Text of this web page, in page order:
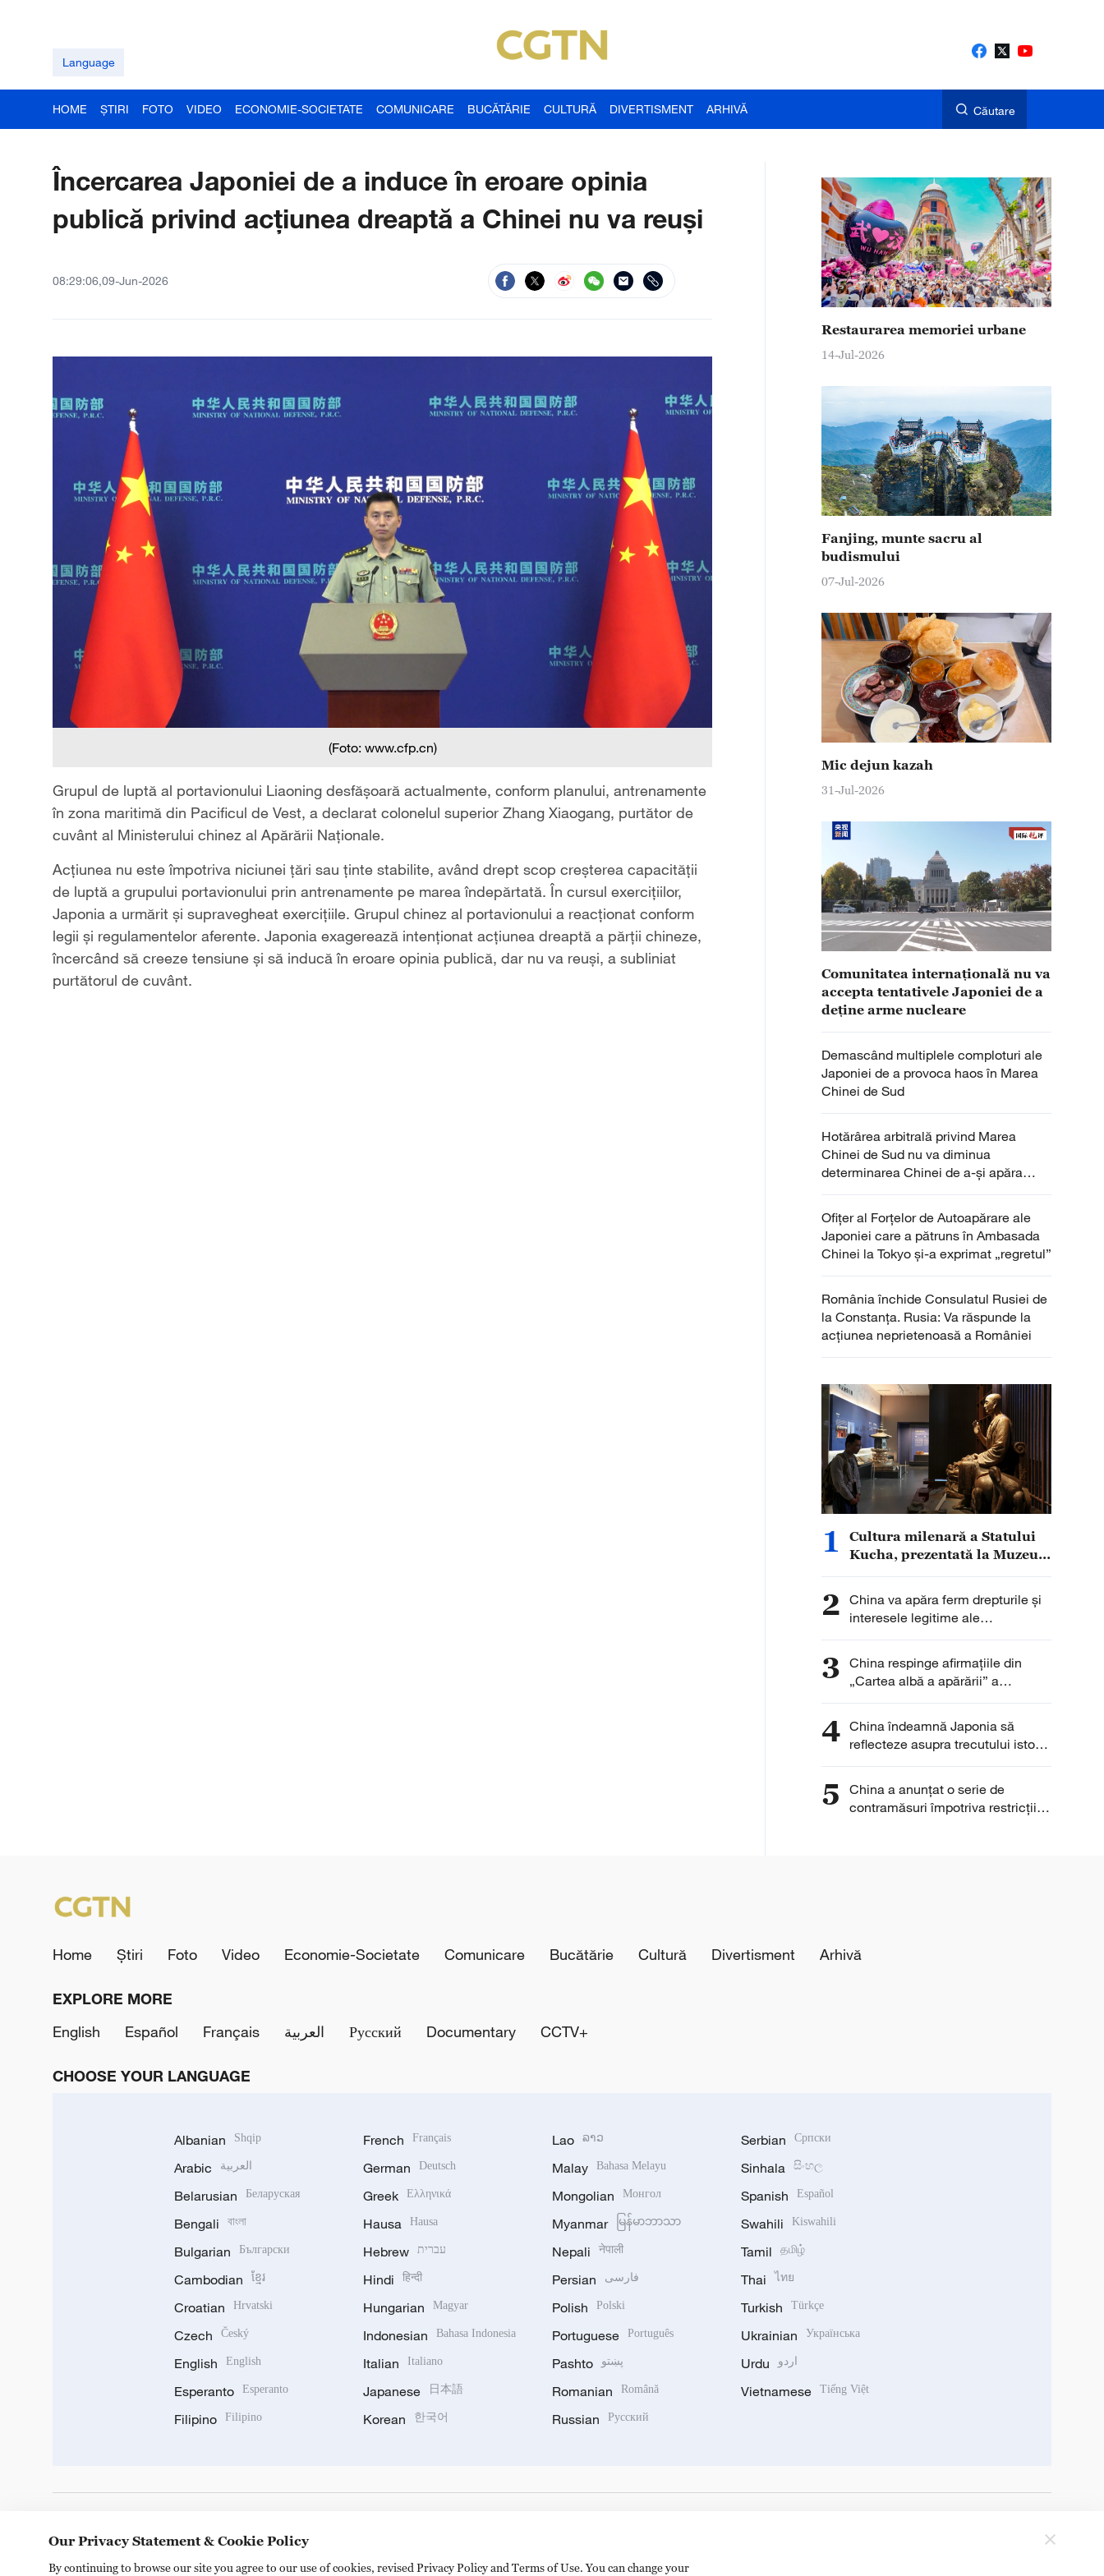
Language
HOME ȘTIRI FOTO VIDEO ECONOMIE-SOCIETATE COMUNICARE BUCĂTĂRIE CULTURĂ DIVERTISMENT ARHIVĂ Căutare
Încercarea Japoniei de a induce în eroare opinia
publică privind acțiunea dreaptă a Chinei nu va reuși
08:29:06,09-Jun-2026
(Foto: www.cfp.cn)
Grupul de luptă al portavionului Liaoning desfășoară actualmente, conform planului, antrenamente
în zona maritimă din Pacificul de Vest, a declarat colonelul superior Zhang Xiaogang, purtător de
cuvânt al Ministerului chinez al Apărării Naționale.
Acțiunea nu este împotriva niciunei țări sau ținte stabilite, având drept scop creșterea capacității
de luptă a grupului portavionului prin antrenamente pe marea îndepărtată. În cursul exercițiilor,
Japonia a urmărit și supravegheat exercițiile. Grupul chinez al portavionului a reacționat conform
legii și regulamentelor aferente. Japonia exagerează intenționat acțiunea dreaptă a părții chineze,
încercând să creeze tensiune și să inducă în eroare opinia publică, dar nu va reuși, a subliniat
purtătorul de cuvânt.
Restaurarea memoriei urbane
14-Jul-2026
Fanjing, munte sacru al
budismului
07-Jul-2026
Mic dejun kazah
31-Jul-2026
Comunitatea internațională nu va
accepta tentativele Japoniei de a
deține arme nucleare
Demascând multiplele comploturi ale
Japoniei de a provoca haos în Marea
Chinei de Sud
Hotărârea arbitrală privind Marea
Chinei de Sud nu va diminua
determinarea Chinei de a-și apăra
suveranitatea națională
Ofițer al Forțelor de Autoapărare ale
Japoniei care a pătruns în Ambasada
Chinei la Tokyo și-a exprimat „regretul”
România închide Consulatul Rusiei de
la Constanța. Rusia: Va răspunde la
acțiunea neprietenoasă a României
1
Cultura milenară a Statului
Kucha, prezentată la Muzeul
2 China va apăra ferm drepturile și
interesele legitime ale
întreprinderilor chineze
3 China respinge afirmațiile din
„Cartea albă a apărării” a
Japoniei
4 China îndeamnă Japonia să
reflecteze asupra trecutului istoric
și să învețe lecțiile istoriei
5
China a anunţat o serie de
contramăsuri împotriva restricţiilor
Home Știri Foto Video Economie-Societate Comunicare Bucătărie Cultură Divertisment Arhivă
EXPLORE MORE
English
Español Français العربية Русский Documentary CCTV+
CHOOSE YOUR LANGUAGE
Albanian Shqip
Arabic العربية
Belarusian Беларуская
Bengali বাংলা
Bulgarian Български
Cambodian ខ្មែរ
Croatian Hrvatski
Czech Český
English English
Esperanto Esperanto
Filipino Filipino
French Français
German Deutsch
Greek Ελληνικά
Hausa Hausa
Hebrew עברית
Hindi हिन्दी
Hungarian Magyar
Indonesian Bahasa Indonesia
Italian Italiano
Japanese 日本語
Korean 한국어
Lao ລາວ
Malay Bahasa Melayu
Mongolian Монгол
Myanmar မြန်မာဘာသာ
Nepali नेपाली
Persian فارسی
Polish Polski
Portuguese Português
Pashto پښتو
Romanian Română
Russian Русский
Serbian Српски
Sinhala සිංහල
Spanish Español
Swahili Kiswahili
Tamil தமிழ்
Thai ไทย
Turkish Türkçe
Ukrainian Українська
Urdu اردو
Vietnamese Tiếng Việt
Our Privacy Statement & Cookie Policy
By continuing to browse our site you agree to our use of cookies, revised Privacy Policy and Terms of Use. You can change your